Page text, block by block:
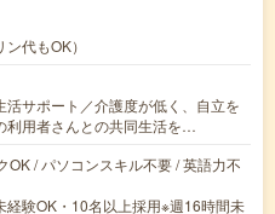
代もOK）
活サポート／介護度が低く、自立を
利用者さんとの共同生活を…
OK / パソコンスキル不要 / 英語力不
験OK・10名以上採用※週16時間未